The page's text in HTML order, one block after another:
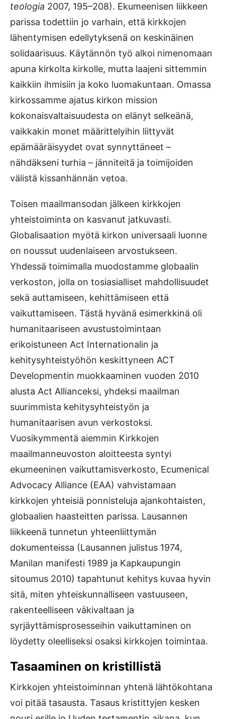
teologia 2007, 195–208). Ekumeenisen liikkeen
parissa todettiin jo varhain, että kirkkojen
lähentymisen edellytyksenä on keskinäinen
solidaarisuus. Käytännön työ alkoi nimenomaan
apuna kirkolta kirkolle, mutta laajeni sittemmin
kaikkiin ihmisiin ja koko luomakuntaan. Omassa
kirkossamme ajatus kirkon mission
kokonaisvaltaisuudesta on elänyt selkeänä,
vaikkakin monet määrittelyihin liittyvät
epämääräisyydet ovat synnyttäneet –
nähdäkseni turhia – jänniteitä ja toimijoiden
välistä kissanhännän vetoa.
Toisen maailmansodan jälkeen kirkkojen
yhteistoiminta on kasvanut jatkuvasti.
Globalisaation myötä kirkon universaali luonne
on noussut uudenlaiseen arvostukseen.
Yhdessä toimimalla muodostamme globaalin
verkoston, jolla on tosiasialliset mahdollisuudet
sekä auttamiseen, kehittämiseen että
vaikuttamiseen. Tästä hyvänä esimerkkinä oli
humanitaariseen avustustoimintaan
erikoistuneen Act Internationalin ja
kehitysyhteistyöhön keskittyneen ACT
Developmentin muokkaaminen vuoden 2010
alusta Act Allianceksi, yhdeksi maailman
suurimmista kehitysyhteistyön ja
humanitaarisen avun verkostoksi.
Vuosikymmentä aiemmin Kirkkojen
maailmanneuvoston aloitteesta syntyi
ekumeeninen vaikuttamisverkosto, Ecumenical
Advocacy Alliance (EAA) vahvistamaan
kirkkojen yhteisiä ponnisteluja ajankohtaisten,
globaalien haasteitten parissa. Lausannen
liikkeenä tunnetun yhteenliittymän
dokumenteissa (Lausannen julistus 1974,
Manilan manifesti 1989 ja Kapkaupungin
sitoumus 2010) tapahtunut kehitys kuvaa hyvin
sitä, miten yhteiskunnalliseen vastuuseen,
rakenteelliseen väkivaltaan ja
syrjäyttämisprosesseihin vaikuttaminen on
löydetty oleelliseksi osaksi kirkkojen toimintaa.
Tasaaminen on kristillistä
Kirkkojen yhteistoiminnan yhtenä lähtökohtana
voi pitää tasausta. Tasaus kristittyjen kesken